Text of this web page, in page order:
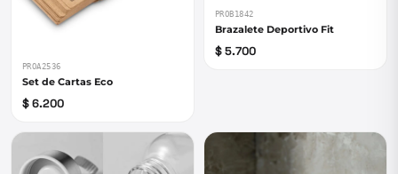
PROA2536
Set de Cartas Eco
$ 6.200
PROB1842
Brazalete Deportivo Fit
$ 5.700